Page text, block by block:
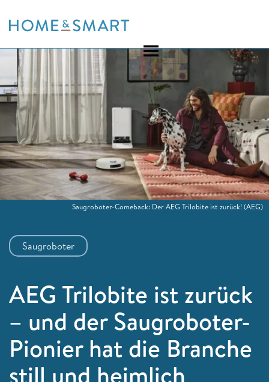
to
Saugroboter
AEG Trilobite ist zurück
– und der Saugroboter-
Pionier hat die Branche
still und heimlich
Saugroboter-Comeback: Der AEG Trilobite ist zurück!(AEG)